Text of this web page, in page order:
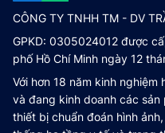
CÔNG TY TNHH TM - DV
GPKD: 0305024012 được
phố Hồ Chí Minh ngày 12
Với hơn 18 năm kinh
và đang kinh doanh các
thiết bị chuẩn đoán hình